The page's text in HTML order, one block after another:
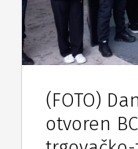
(FOTO)
otvoren